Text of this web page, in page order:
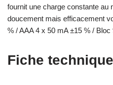
fournit une charge constante au
doucement mais efficacement
% / AAA 4 x 50 mA ±15 % /
Fiche technique